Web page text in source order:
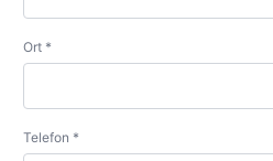
Ort *
Telefon *